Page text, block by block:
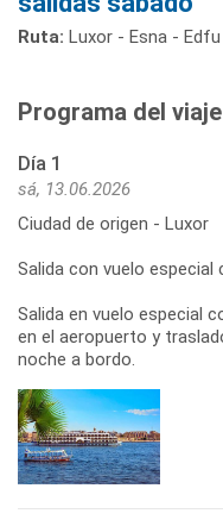
Ruta: Luxor - Esna -
Programa del viaje
Día 1
sá, 13.06.2026
Ciudad de origen - Luxor
Salida con vuelo especial
Salida en vuelo especial
en el aeropuerto y
noche a bordo.